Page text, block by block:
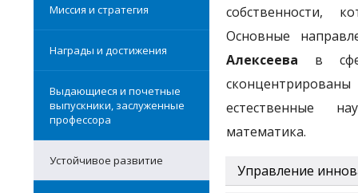
Миссия и стратегия
Награды и достижения
Выдающиеся и почетные
выпускники, заслуженные
профессора
Устойчивое развитие
собственности,
Основные
Алексеева в
естественные
математика.
Управление